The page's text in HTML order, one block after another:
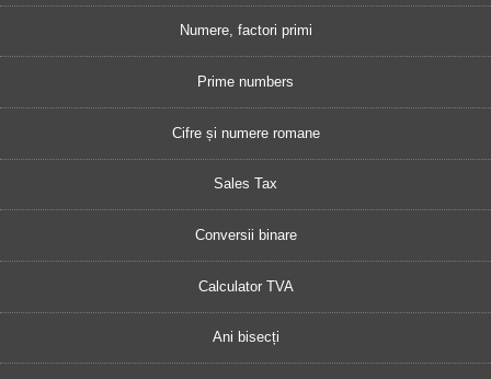
Numere, factori primi
Prime numbers
Cifre și numere romane
Sales Tax
Conversii binare
Calculator TVA
Ani bisecți